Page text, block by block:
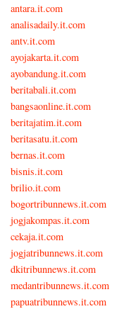
antara.it.com
analisadaily.it.com
antv.it.com
ayojakarta.it.com
ayobandung.it.com
beritabali.it.com
bangsaonline.it.com
beritajatim.it.com
beritasatu.it.com
bernas.it.com
bisnis.it.com
brilio.it.com
bogortribunnews.it.com
jogjakompas.it.com
cekaja.it.com
jogjatribunnews.it.com
dkitribunnews.it.com
medantribunnews.it.com
papuatribunnews.it.com